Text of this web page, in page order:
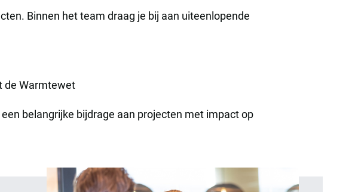
Binnen het team draag je bij aan uiteenlopende
de Warmtewet
belangrijke bijdrage aan projecten met impact op